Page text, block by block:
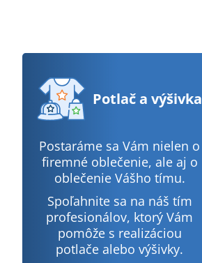
Potlača výšivka
Postaráme sa Vám nielen o
firemné oblečenie, ale aj o
oblečenie Vášho tímu.
Spoľahnite sa na náš tím
profesionálov, ktorý Vám
pomôže s realizáciou
potlače alebo výšivky.